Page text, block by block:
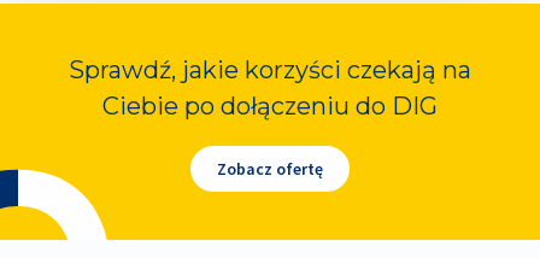
Sprawdź, jakie korzyści czekają na
Ciebie po dołączeniu do DIG
Zobacz ofertę